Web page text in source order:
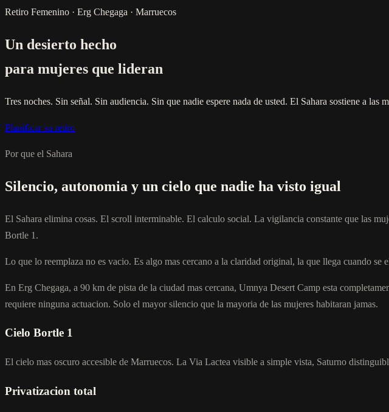
Retiro Femenino · Erg Chegaga · Marruecos
Un desierto hecho
para mujeres que lideran
Tres noches. Sin señal. Sin audiencia. Sin que nadie espere nada de usted. El Sahara sostiene a
Planificar su retiro
Por que el Sahara
Silencio, autonomia y un cielo que nadie ha visto igual
El Sahara elimina cosas. El scroll interminable. El calculo social. La vigilancia constante que las
Bortle 1.
Lo que lo reemplaza no es vacio. Es algo mas cercano a la claridad original, la que llega cuando
En Erg Chegaga, a 90 km de pista de la ciudad mas cercana, Umnya Desert Camp esta
requiere ninguna actuacion. Solo el mayor silencio que la mayoria de las mujeres habitaran jamas.
Cielo Bortle 1
El cielo mas oscuro accesible de Marruecos. La Via Lactea visible a simple vista, Saturno
Privatizacion total